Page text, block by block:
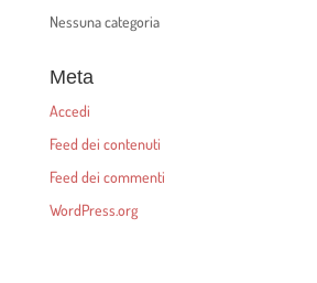
Nessuna categoria
Meta
Accedi
Feed dei contenuti
Feed dei commenti
WordPress.org